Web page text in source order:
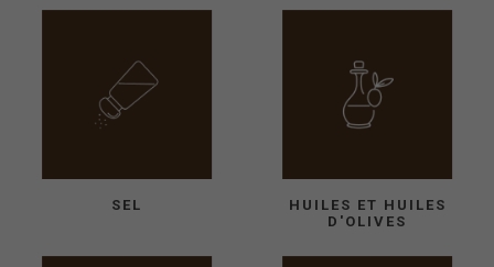
SEL
HUILES ET HUILES
D'OLIVES